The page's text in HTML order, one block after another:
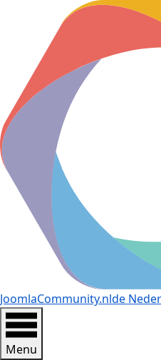
JoomlaCommunity.nlde
Menu